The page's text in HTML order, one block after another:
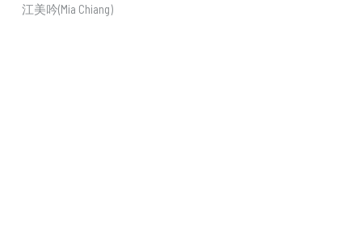
江美吟(Mia Chiang)